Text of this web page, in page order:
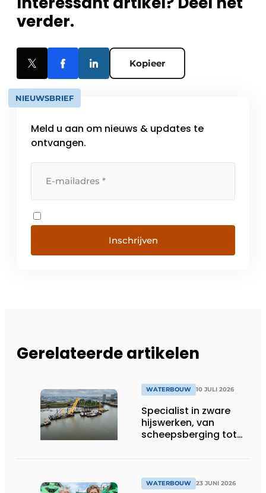
verder.
Kopieer
NIEUWSBRIEF
Meld u aan om nieuws & updates te
ontvangen.
Inschrijven
Gerelateerde artikelen
WATERBOUW 10 JULI 2026
Specialist in zware
hijswerken, van
scheepsberging tot
WATERBOUW 23 JUNI 2026